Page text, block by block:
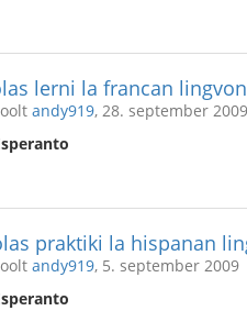
lerni la francan lingvon
andy919, 28. september 2009
praktiki la hispanan
andy919, 5. september 2009